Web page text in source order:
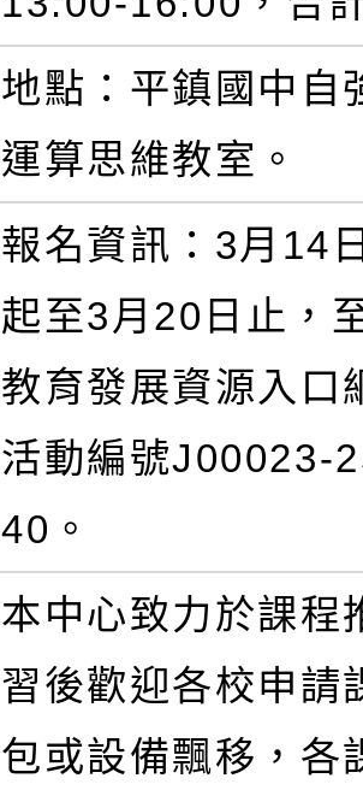
地點：平鎮國中自
運算思維教室。
報名資訊：3月14
起至3月20日止，
教育發展資源入口
活動編號J00023-
40。
本中心致力於課程
習後歡迎各校申請
包或設備飄移，各